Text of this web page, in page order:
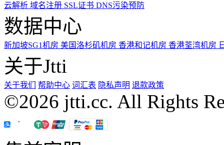
云解析 域名注册 SSL证书 DNS污染预防
数据中心
新加坡SG1机房 美国洛杉矶机房 香港和记机房 香港荃湾机房
关于Jtti
关于我们 帮助中心 词汇表 隐私声明 退款政策
©2026 jtti.cc. All Rights